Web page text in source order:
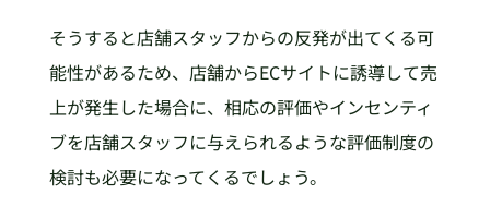
そうすると店舗スタッフからの反発が出てくる可
能性があるため、店舗からECサイトに誘導して売
上が発生した場合に、相応の評価やインセンティ
ブを店舗スタッフに与えられるような評価制度の
検討も必要になってくるでしょう。